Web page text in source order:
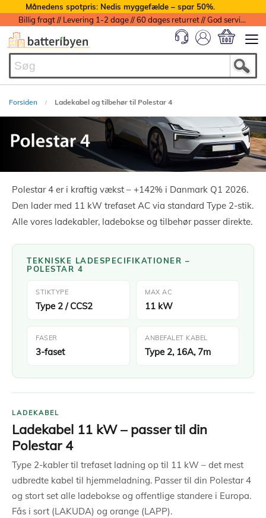
Månedens spotpris: Nedis myggefælde – spar 50%.
Billig fragt // Levering 1-2 dage // 60 dages returret // God service med garanti
Forsiden Ladekabel og tilbehør til Polestar 4
Polestar 4 er i kraftig vækst – +142% i Danmark Q1 2026.
Den lader med 11 kW trefaset AC via standard Type 2-stik.
Alle vores ladekabler, ladebokse og tilbehør passer direkte.
TEKNISKE LADESPECIFIKATIONER –
POLESTAR 4
STIKTYPE
Type 2 / CCS2
MAX AC
11 kW
FASER
3-faset
ANBEFALET KABEL
Type 2, 16A, 7m
LADEKABEL
Ladekabel 11 kW – passer til din
Polestar 4
Type 2-kabler til trefaset ladning op til 11 kW – det mest
udbredte kabel til hjemmeladning. Passer til din Polestar 4
og stort set alle ladebokse og offentlige standere i Europa.
Fås i sort (LAKUDA) og orange (LAPP).